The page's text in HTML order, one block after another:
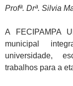
Profª. Drª. Silvia
A FECIPAMPA
municipal
universidade,
trabalhos para a